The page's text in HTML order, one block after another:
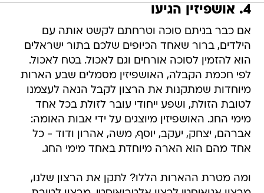
4. אושפיזין הגיעו
אם כבר בניתם סוכה וטרחתם לקשט אותה עם
הילדים, ברור שאחד הכיופים שלכם בתור ישראלים
הוא להזמין לסוכה אורחים וגם לאכול. בטח לאכול.
לפי חכמת הקבלה, האושפיזין מסמלים שבע הארות
מיוחדות שמתקנות את הרצון לקבל הנאה לעצמנו
לטובת הזולת, ושפע ייחודי עובר לזולת בכל אחד
מימי החג. האושפיזין מיוצגים על ידי אבות האומה:
אברהם, יצחק, יעקב, יוסף, משה, אהרון ודוד - כל
אחד מהם הוא הארה מיוחדת באחד מימי החג.
ומה מטרת ההארות הללו? לתקן את הרצון שלנו,